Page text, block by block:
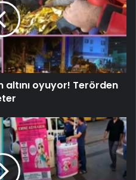
altını oyuyor! Terörden